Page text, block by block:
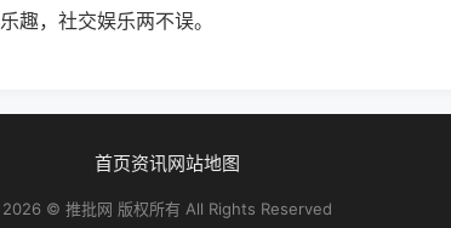
趣，社交娱乐两不误。
首页资讯网站地图
2026 © 推批网 版权所有 All Rights Reserved